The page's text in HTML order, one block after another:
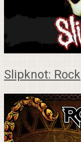
Slipknot: Rock